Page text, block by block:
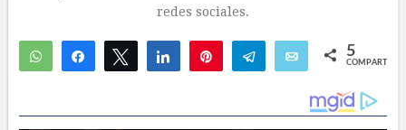
redes sociales.
WhatsAppCompartirTwittear Compartir Telegram Email 5
COMPARTIR